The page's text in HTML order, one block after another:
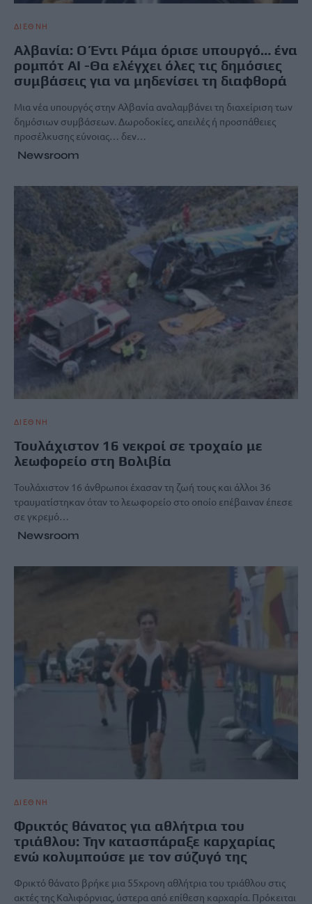
ΔΙΕΘΝΗ
Αλβανία: Ο Έντι Ράμα όρισε υπουργό… ένα
ρομπότ AI -Θα ελέγχει όλες τις δημόσιες
συμβάσεις για να μηδενίσει τη διαφθορά
Μια νέα υπουργός στην Αλβανία αναλαμβάνει τη διαχείριση των
δημόσιων συμβάσεων. Δωροδοκίες, απειλές ή προσπάθειες
προσέλκυσης εύνοιας… δεν…
Newsroom
ΔΙΕΘΝΗ
Τουλάχιστον 16 νεκροί σε τροχαίο με
λεωφορείο στη Βολιβία
Τουλάχιστον 16 άνθρωποι έχασαν τη ζωή τους και άλλοι 36
τραυματίστηκαν όταν το λεωφορείο στο οποίο επέβαιναν έπεσε
σε γκρεμό…
Newsroom
ΔΙΕΘΝΗ
Φρικτός θάνατος για αθλήτρια του
τριάθλου: Την κατασπάραξε καρχαρίας
ενώ κολυμπούσε με τον σύζυγό της
Φρικτό θάνατο βρήκε μια 55χρονη αθλήτρια του τριάθλου στις
ακτές της Καλιφόρνιας, ύστερα από επίθεση καρχαρία. Πρόκειται